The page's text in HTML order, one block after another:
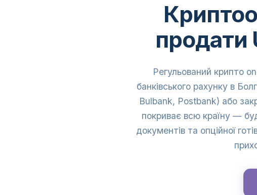
продати
Регульований крипто
банківського рахунку в
Bulbank, Postbank) або
покриває всю країну —
документів та опційної